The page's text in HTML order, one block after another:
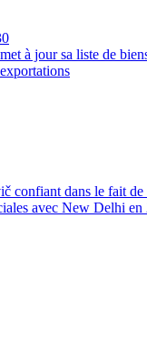
à jour sa liste de
confiant dans le fait de
avec New Delhi en